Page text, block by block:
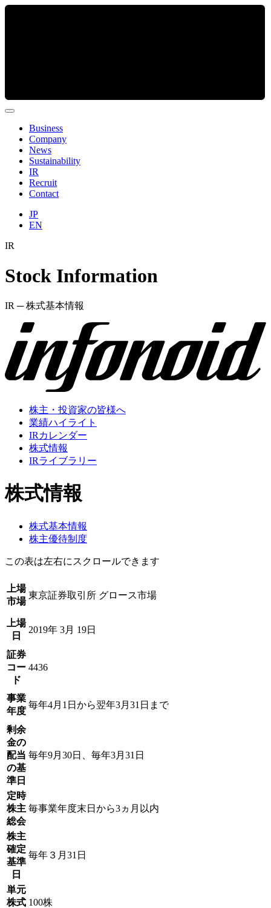
Business
Company
News
Sustainability
IR
Recruit
Contact
JP
EN
IR
Stock Information
IR ─ 株式基本情報
株主・投資家の皆様へ
業績ハイライト
IRカレンダー
株式情報
IRライブラリー
株式情報
株式基本情報
株主優待制度
この表は左右にスクロールできます
上場
市場
東京証券取引所 グロース市場
上場
日
2019年 3月 19日
証券
コー
ド
4436
事業
年度
毎年4月1日から翌年3月31日まで
剰余
金の
配当
の基
準日
毎年9月30日、毎年3月31日
定時
株主
総会
毎事業年度末日から3ヵ月以内
株主
確定
基準
日
毎年３月31日
単元
株式 100株